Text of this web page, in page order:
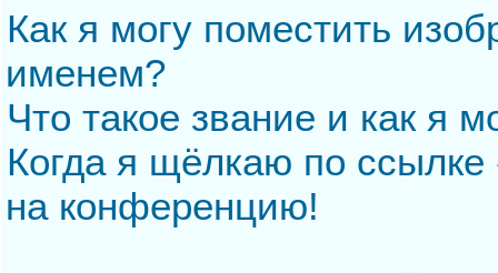
Как я могу поместить
именем?
Что такое звание и как я
Когда я щёлкаю по
на конференцию!